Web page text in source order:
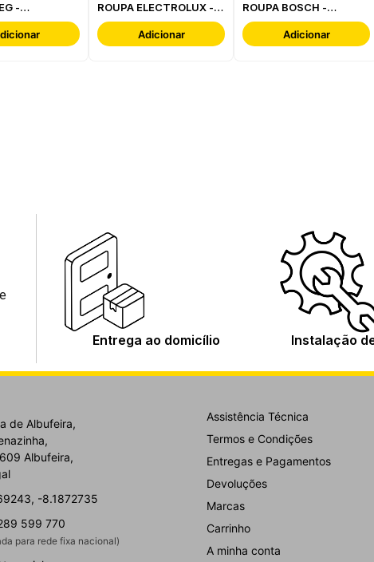
-
ROUPA ELECTROLUX -
EDI629G4BO
Adicionar
ROUPA BOSCH -
WQG24200ES
Adicionar
Entrega ao domicílio Instalação
de Albufeira,
Albufeira,
-8.1872735
599 770
para rede fixa nacional)
Assistência Técnica
Termos e Condições
Entregas e Pagamentos
Devoluções
Marcas
Carrinho
A minha conta